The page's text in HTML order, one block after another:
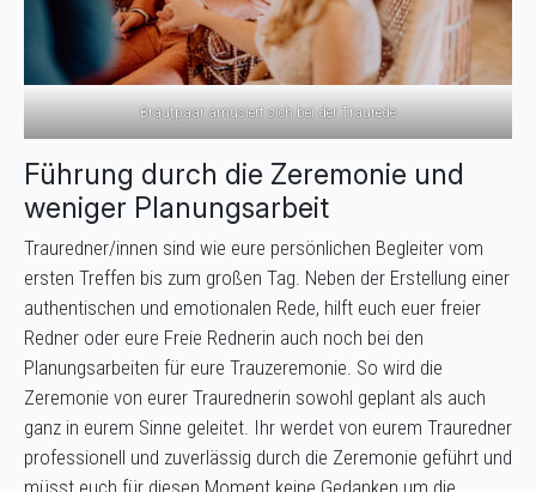
Brautpaar amüsiert sich bei der Traurede
Führung durch die Zeremonie und
weniger Planungsarbeit
Trauredner/innen sind wie eure persönlichen Begleiter vom
ersten Treffen bis zum großen Tag. Neben der Erstellung einer
authentischen und emotionalen Rede, hilft euch euer freier
Redner oder eure Freie Rednerin auch noch bei den
Planungsarbeiten für eure Trauzeremonie. So wird die
Zeremonie von eurer Traurednerin sowohl geplant als auch
ganz in eurem Sinne geleitet. Ihr werdet von eurem Trauredner
professionell und zuverlässig durch die Zeremonie geführt und
müsst euch für diesen Moment keine Gedanken um die